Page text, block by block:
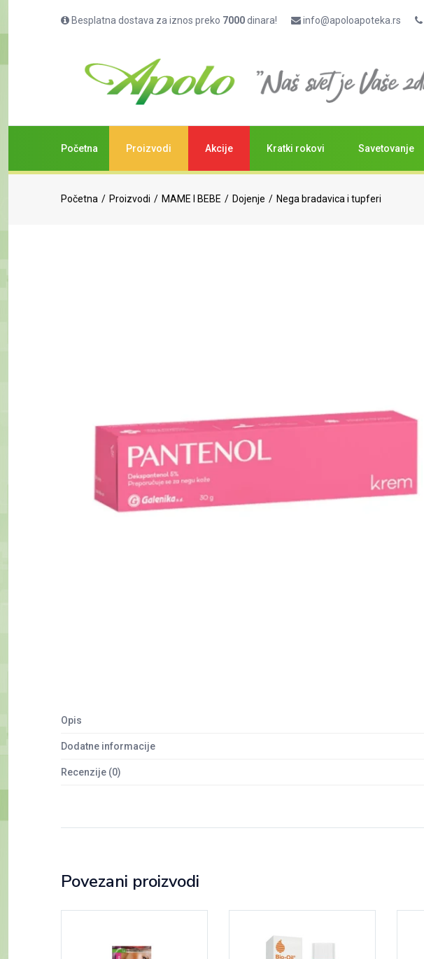
Besplatna dostava za iznos preko 7000dinara! info@apoloapoteka.rs
Početna Proizvodi Akcije Kratki rokovi Savetovanje
Početna Proizvodi MAME I BEBE Dojenje Nega bradavica i tupferi
Opis
Dodatne informacije
Recenzije (0)
Povezani proizvodi